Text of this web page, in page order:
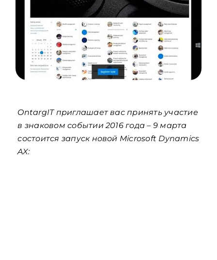
OntargIT приглашает вас принять участие
в знаковом событии 2016 года – 9 марта
состоится запуск новой Microsoft Dynamics
AX: